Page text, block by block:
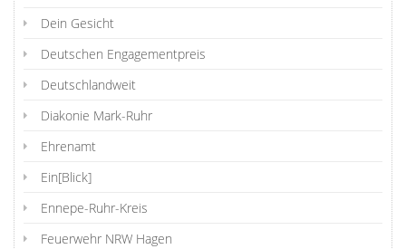
Dein Gesicht
Deutschen Engagementpreis
Deutschlandweit
Diakonie Mark-Ruhr
Ehrenamt
Ein[Blick]
Ennepe-Ruhr-Kreis
Feuerwehr NRW Hagen